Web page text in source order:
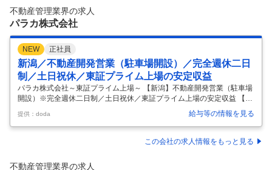
で発生した設備不具合・建物修繕計画の見積提案を行っていただきま
す。 ■働き方： ・巡回型のため、宿直や夜勤もなし、土日祝休みと
不動産管理業界の求人
パラカ株式会社
NEW 正社員
新潟／不動産開発営業（駐車場開設）／完全週休二日
制／土日祝休／東証プライム上場の安定収益
パラカ株式会社～東証プライム上場～ 【新潟】不動産開発営業（駐車場
開設）※完全週休二日制／土日祝休／東証プライム上場の安定収益 【仕
事内容】 【新潟】不動産開発営業（駐車場開設）※完全週休二日制／土
日祝休／東証プライム上場の安定収益 【具体的な仕事内容】 ～不動産業
界歓迎／交通インフラの駐車場開発にキャリアチェンジ／完全週休二日
制／土日祝休み／東証プライム上場、売上業界トップクラス～ ■業務概
グによる土地の有効利用を提案して頂きます。また駐車場物件の開拓・
提供：doda 給与等の情報を見る
この会社の求人情報をもっと見る
不動産管理業界の求人